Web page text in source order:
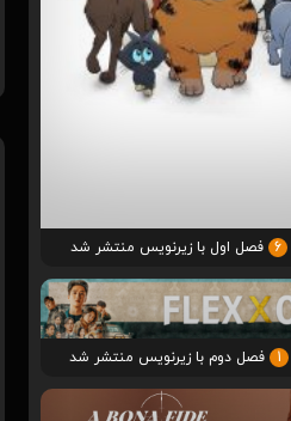
6 فصل اول با زیرنویس منتشر شد
1 فصل دوم با زیرنویس منتشر شد